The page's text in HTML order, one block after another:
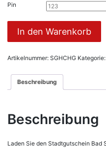
Pin
Stadtgutschein
Saulgau
Menge
In den Warenkorb
Artikelnummer: SGHCHG Kategorie:
Beschreibung
Beschreibung
Laden Sie den Stadtgutschein Bad